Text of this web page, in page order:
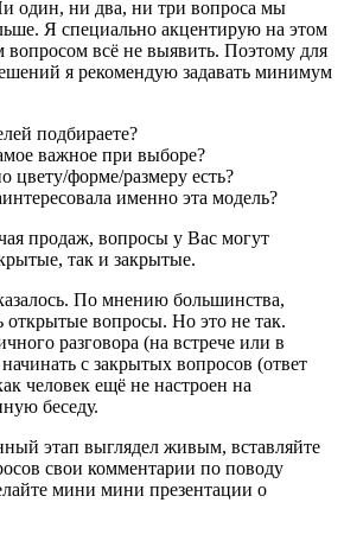
один, ни два, ни три вопроса мы
Я специально акцентирую на этом
всё не выявить. Поэтому для
я рекомендую задавать минимум
подбираете?
важное при выборе?
цвету/форме/размеру есть?
именно эта модель?
продаж, вопросы у Вас могут
так и закрытые.
По мнению большинства,
открытые вопросы. Но это не так.
разговора (на встрече или в
с закрытых вопросов (ответ
человек ещё не настроен на
беседу.
этап выглядел живым, вставляйте
свои комментарии по поводу
мини мини презентации о